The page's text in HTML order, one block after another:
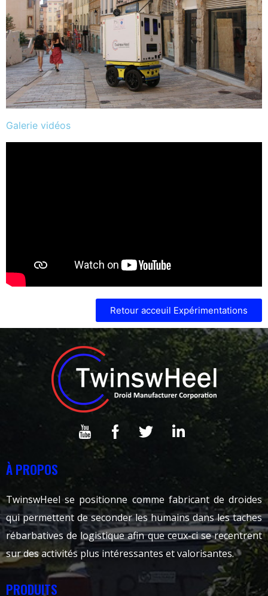
Galerie vidéos
Retour acceuil Expérimentations
À PROPOS
TwinswHeel se positionne comme fabricant de droides
qui permettent de seconder les humains dans les taches
rébarbatives de logistique afin que ceux-ci se recentrent
sur des activités plus intéressantes et valorisantes.
PRODUITS